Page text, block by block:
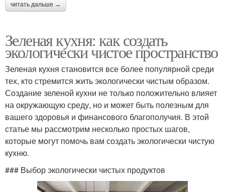
читать дальше →
Зеленая кухня: как создать
экологически чистое пространство
Зеленая кухня становится все более популярной среди
тех, кто стремится жить экологически чистым образом.
Создание зеленой кухни не только положительно влияет
на окружающую среду, но и может быть полезным для
вашего здоровья и финансового благополучия. В этой
статье мы рассмотрим несколько простых шагов,
которые могут помочь вам создать экологически чистую
кухню.
### Выбор экологически чистых продуктов